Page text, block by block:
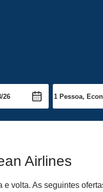
Airlines
volta. As seguintes